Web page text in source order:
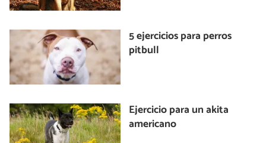
5 ejercicios para perros
pitbull
Ejercicio para un akita
americano